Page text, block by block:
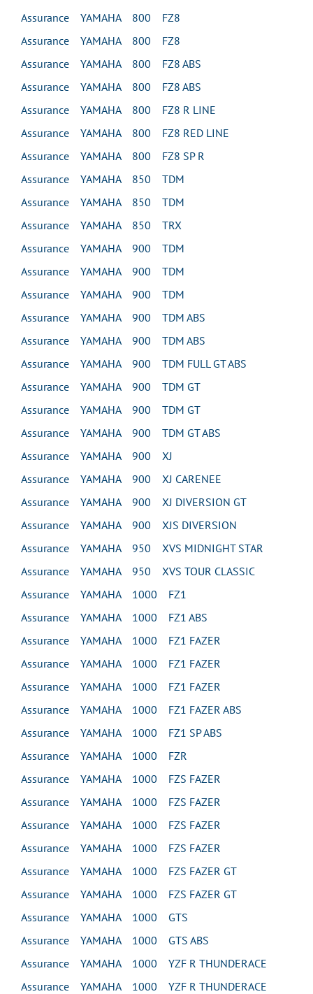
Assurance YAMAHA 800 FZ8
Assurance YAMAHA 800 FZ8
Assurance YAMAHA 800 FZ8 ABS
Assurance YAMAHA 800 FZ8 ABS
Assurance YAMAHA 800 FZ8 R LINE
Assurance YAMAHA 800 FZ8 RED LINE
Assurance YAMAHA 800 FZ8 SP R
Assurance YAMAHA 850 TDM
Assurance YAMAHA 850 TDM
Assurance YAMAHA 850 TRX
Assurance YAMAHA 900 TDM
Assurance YAMAHA 900 TDM
Assurance YAMAHA 900 TDM
Assurance YAMAHA 900 TDM ABS
Assurance YAMAHA 900 TDM ABS
Assurance YAMAHA 900 TDM FULL GT ABS
Assurance YAMAHA 900 TDM GT
Assurance YAMAHA 900 TDM GT
Assurance YAMAHA 900 TDM GT ABS
Assurance YAMAHA 900 XJ
Assurance YAMAHA 900 XJ CARENEE
Assurance YAMAHA 900 XJ DIVERSION GT
Assurance YAMAHA 900 XJS DIVERSION
Assurance YAMAHA 950 XVS MIDNIGHT STAR
Assurance YAMAHA 950 XVS TOUR CLASSIC
Assurance YAMAHA 1000 FZ1
Assurance YAMAHA 1000 FZ1 ABS
Assurance YAMAHA 1000 FZ1 FAZER
Assurance YAMAHA 1000 FZ1 FAZER
Assurance YAMAHA 1000 FZ1 FAZER
Assurance YAMAHA 1000 FZ1 FAZER ABS
Assurance YAMAHA 1000 FZ1 SP ABS
Assurance YAMAHA 1000 FZR
Assurance YAMAHA 1000 FZS FAZER
Assurance YAMAHA 1000 FZS FAZER
Assurance YAMAHA 1000 FZS FAZER
Assurance YAMAHA 1000 FZS FAZER
Assurance YAMAHA 1000 FZS FAZER GT
Assurance YAMAHA 1000 FZS FAZER GT
Assurance YAMAHA 1000 GTS
Assurance YAMAHA 1000 GTS ABS
Assurance YAMAHA 1000 YZF R THUNDERACE
Assurance YAMAHA 1000 YZF R THUNDERACE